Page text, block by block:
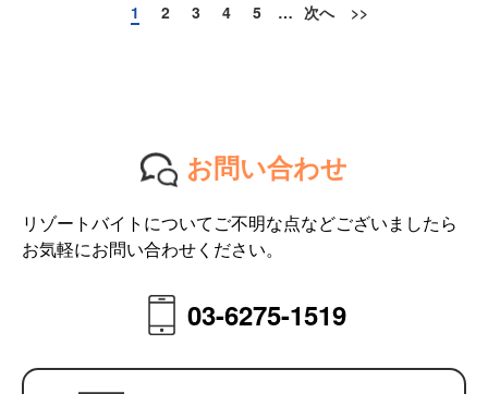
1 2 3 4 5 … 次へ >>
お問い合わせ
リゾートバイトについてご不明な点などございましたら
お気軽にお問い合わせください。
03-6275-1519